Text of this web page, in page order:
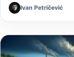
Ivan Petričević